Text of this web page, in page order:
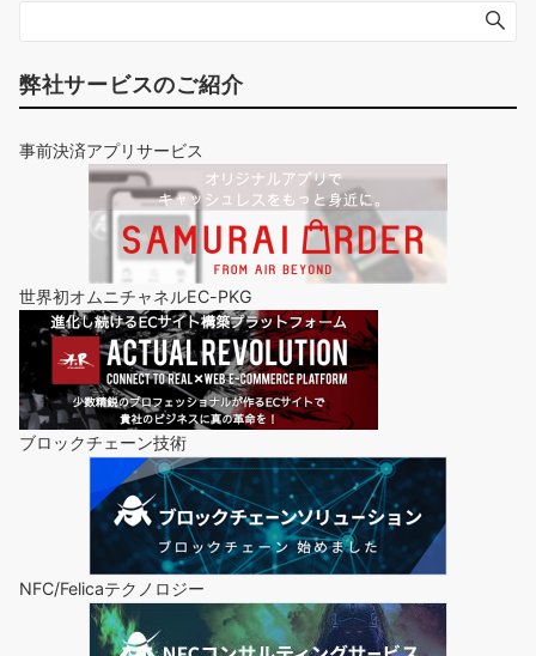
弊社サービスのご紹介
事前決済アプリサービス
世界初オムニチャネルEC-PKG
ブロックチェーン技術
NFC/Felicaテクノロジー